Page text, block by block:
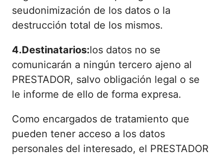
seudonimización de los datos o la
destrucción total de los mismos.
4.Destinatarios:los datos no se
comunicarán a ningún tercero ajeno al
PRESTADOR, salvo obligación legal o se
le informe de ello de forma expresa.
Como encargados de tratamiento que
pueden tener acceso a los datos
personales del interesado, el PRESTADOR